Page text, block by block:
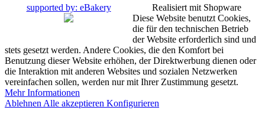
supported by: eBakery
Realisiert mit Shopware
Diese Website benutzt Cookies,
die für den technischen Betrieb
der Website erforderlich sind und
stets gesetzt werden. Andere Cookies, die den Komfort bei
Benutzung dieser Website erhöhen, der Direktwerbung dienen oder
die Interaktion mit anderen Websites und sozialen Netzwerken
vereinfachen sollen, werden nur mit Ihrer Zustimmung gesetzt.
Mehr Informationen
Ablehnen Alle akzeptieren Konfigurieren